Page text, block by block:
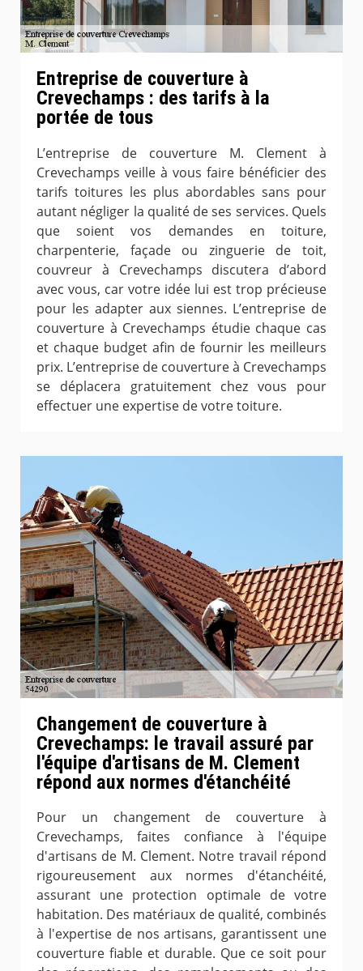
Entreprise de couverture à
Crevechamps : des tarifs à la
portée de tous
L’entreprise de couverture M. Clement à
Crevechamps veille à vous faire bénéficier des
tarifs toitures les plus abordables sans pour
autant négliger la qualité de ses services. Quels
que soient vos demandes en toiture,
charpenterie, façade ou zinguerie de toit,
couvreur à Crevechamps discutera d’abord
avec vous, car votre idée lui est trop précieuse
pour les adapter aux siennes. L’entreprise de
couverture à Crevechamps étudie chaque cas
et chaque budget afin de fournir les meilleurs
prix. L’entreprise de couverture à Crevechamps
se déplacera gratuitement chez vous pour
effectuer une expertise de votre toiture.
Changement de couverture à
Crevechamps: le travail assuré par
l'équipe d'artisans de M. Clement
répond aux normes d'étanchéité
Pour un changement de couverture à
Crevechamps, faites confiance à l'équipe
d'artisans de M. Clement. Notre travail répond
rigoureusement aux normes d'étanchéité,
assurant une protection optimale de votre
habitation. Des matériaux de qualité, combinés
à l'expertise de nos artisans, garantissent une
couverture fiable et durable. Que ce soit pour